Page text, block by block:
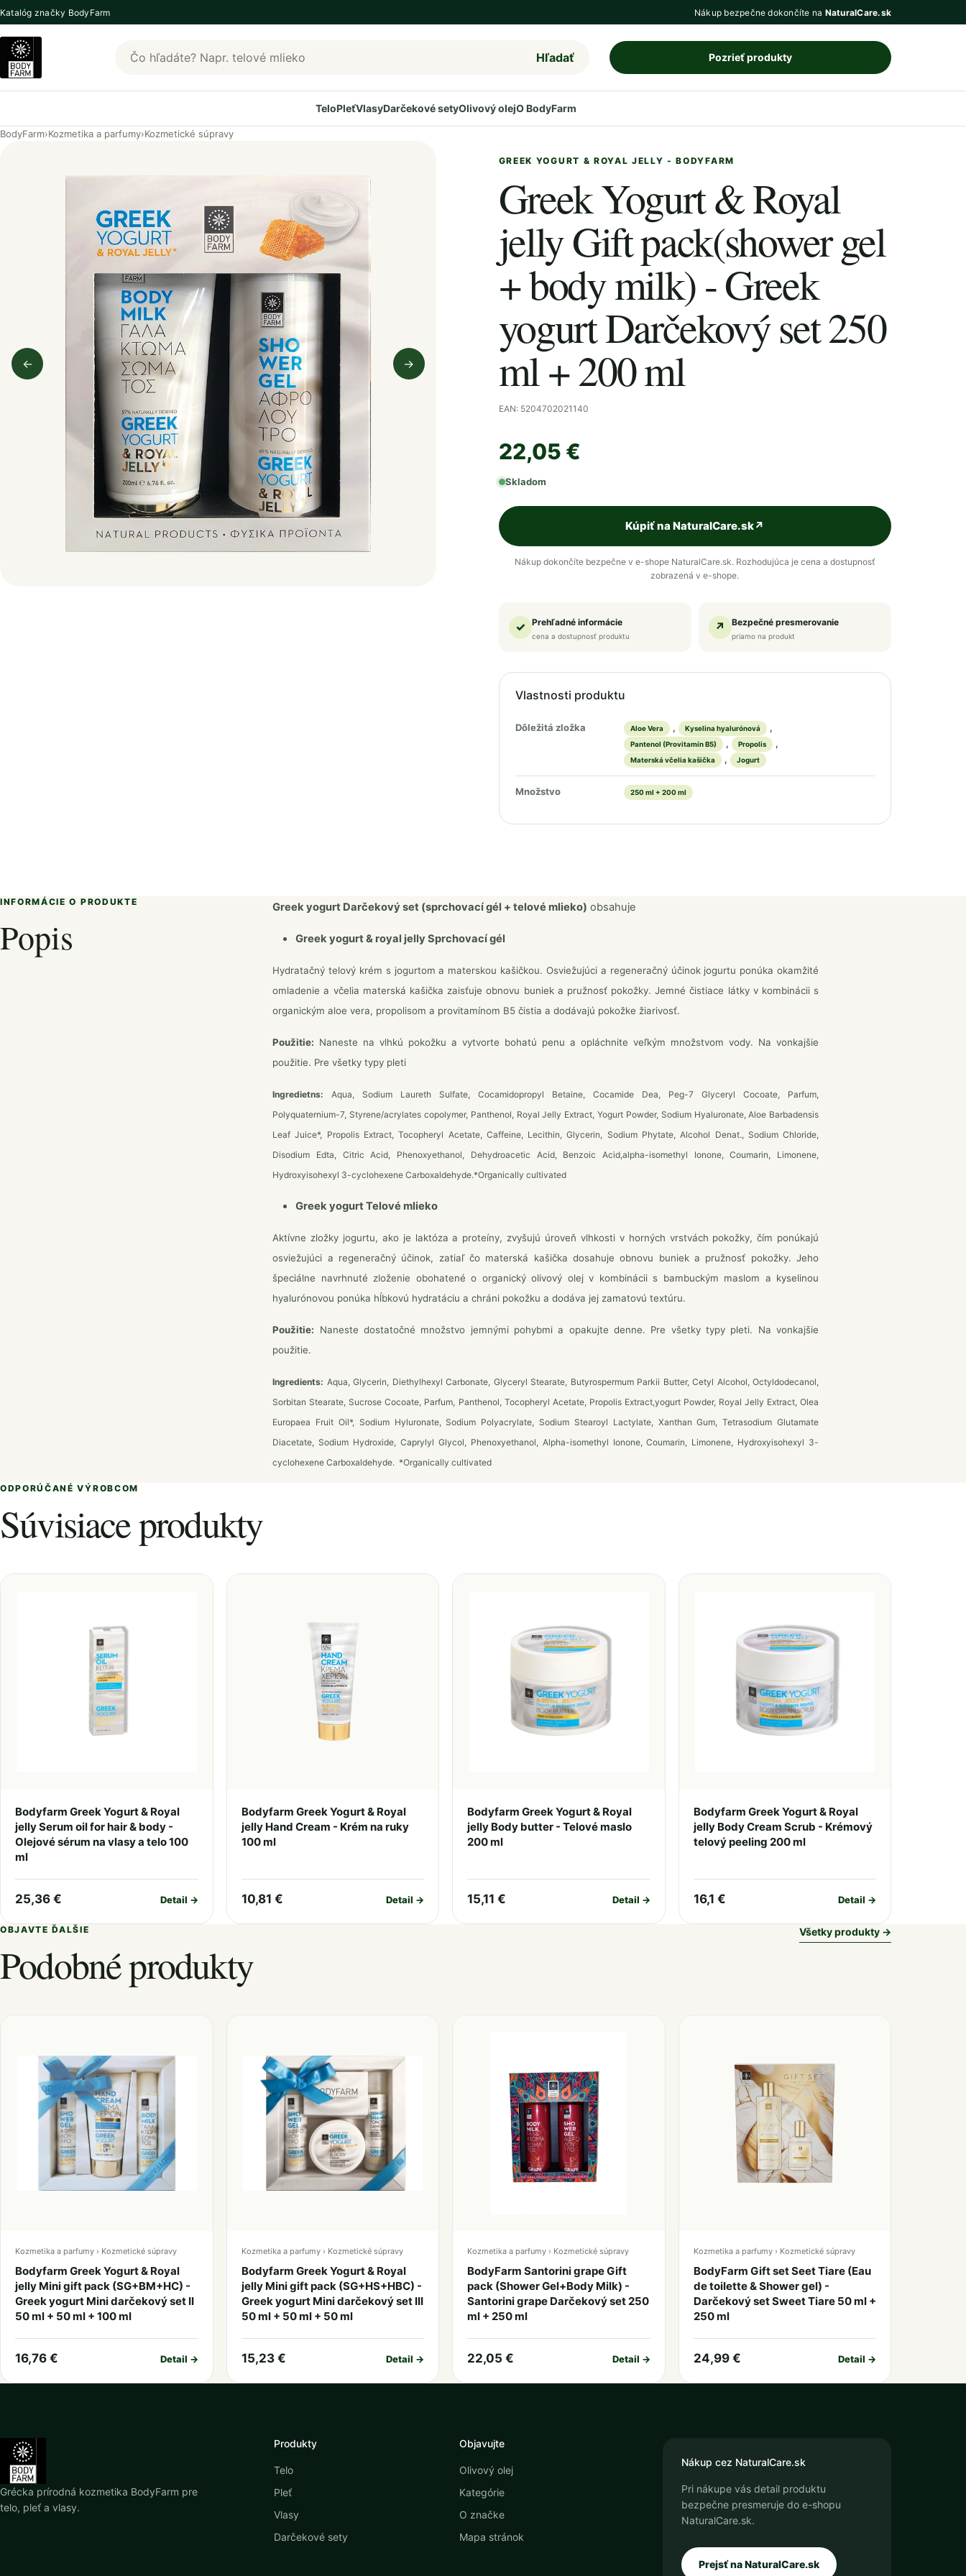
Katalóg značky BodyFarm Nákup bezpečne dokončíte na NaturalCare.sk
Hľadať produkty BodyFarm
Hľadať Pozrieť produkty
TeloPleťVlasyDarčekové setyOlivový olejO BodyFarm
BodyFarm›Kozmetika a parfumy›Kozmetické súpravy
←
Predchádzajúci obrázok
→
Nasledujúci obrázok
GREEK YOGURT & ROYAL JELLY - BODYFARM
Greek Yogurt & Royal
jelly Gift pack(shower gel
+ body milk) - Greek
yogurt Darčekový set 250
ml + 200 ml
EAN: 5204702021140
22,05 €
Skladom
Kúpiť na NaturalCare.sk↗
Nákup dokončíte bezpečne v e-shope NaturalCare.sk. Rozhodujúca je cena a dostupnosť
zobrazená v e-shope.
✓ Prehľadné informácie
cena a dostupnosť produktu
↗ Bezpečné presmerovanie
priamo na produkt
Vlastnosti produktu
Dôležitá zložka Aloe Vera , Kyselina hyalurónová ,
Pantenol (Provitamín B5) , Propolis ,
Materská včelia kašička , Jogurt
Množstvo 250 ml + 200 ml
INFORMÁCIE O PRODUKTE
Popis
Greek yogurt Darčekový set (sprchovací gél + telové mlieko) obsahuje
Greek yogurt & royal jelly Sprchovací gél
Hydratačný telový krém s jogurtom a materskou kašičkou. Osviežujúci a regeneračný účinok jogurtu ponúka okamžité
omladenie a včelia materská kašička zaisťuje obnovu buniek a pružnosť pokožky. Jemné čistiace látky v kombinácii s
organickým aloe vera, propolisom a provitamínom B5 čistia a dodávajú pokožke žiarivosť.
Použitie: Naneste na vlhkú pokožku a vytvorte bohatú penu a opláchnite veľkým množstvom vody. Na vonkajšie
použitie. Pre všetky typy pleti
Ingredietns: Aqua, Sodium Laureth Sulfate, Cocamidopropyl Betaine, Cocamide Dea, Peg-7 Glyceryl Cocoate, Parfum,
Polyquaternium-7, Styrene/acrylates copolymer, Panthenol, Royal Jelly Extract, Yogurt Powder, Sodium Hyaluronate, Aloe Barbadensis
Leaf Juice*, Propolis Extract, Tocopheryl Acetate, Caffeine, Lecithin, Glycerin, Sodium Phytate, Alcohol Denat., Sodium Chloride,
Disodium Edta, Citric Acid, Phenoxyethanol, Dehydroacetic Acid, Benzoic Acid,alpha-isomethyl Ionone, Coumarin, Limonene,
Hydroxyisohexyl 3-cyclohexene Carboxaldehyde.*Organically cultivated
Greek yogurt Telové mlieko
Aktívne zložky jogurtu, ako je laktóza a proteíny, zvyšujú úroveň vlhkosti v horných vrstvách pokožky, čím ponúkajú
osviežujúci a regeneračný účinok, zatiaľ čo materská kašička dosahuje obnovu buniek a pružnosť pokožky. Jeho
špeciálne navrhnuté zloženie obohatené o organický olivový olej v kombinácii s bambuckým maslom a kyselinou
hyalurónovou ponúka hĺbkovú hydratáciu a chráni pokožku a dodáva jej zamatovú textúru.
Použitie: Naneste dostatočné množstvo jemnými pohybmi a opakujte denne. Pre všetky typy pleti. Na vonkajšie
použitie.
Ingredients: Aqua, Glycerin, Diethylhexyl Carbonate, Glyceryl Stearate, Butyrospermum Parkii Butter, Cetyl Alcohol, Octyldodecanol,
Sorbitan Stearate, Sucrose Cocoate, Parfum, Panthenol, Tocopheryl Acetate, Propolis Extract,yogurt Powder, Royal Jelly Extract, Olea
Europaea Fruit Oil*, Sodium Hyluronate, Sodium Polyacrylate, Sodium Stearoyl Lactylate, Xanthan Gum, Tetrasodium Glutamate
Diacetate, Sodium Hydroxide, Caprylyl Glycol, Phenoxyethanol, Alpha-isomethyl Ionone, Coumarin, Limonene, Hydroxyisohexyl 3-
cyclohexene Carboxaldehyde. *Organically cultivated
ODPORÚČANÉ VÝROBCOM
Súvisiace produkty
Bodyfarm Greek Yogurt & Royal
jelly Serum oil for hair & body -
Olejové sérum na vlasy a telo 100
ml
25,36 € Detail →
Bodyfarm Greek Yogurt & Royal
jelly Hand Cream - Krém na ruky
100 ml
10,81 € Detail →
Bodyfarm Greek Yogurt & Royal
jelly Body butter - Telové maslo
200 ml
15,11 € Detail →
Bodyfarm Greek Yogurt & Royal
jelly Body Cream Scrub - Krémový
telový peeling 200 ml
16,1 € Detail →
OBJAVTE ĎALŠIE
Podobné produkty
Všetky produkty →
Kozmetika a parfumy › Kozmetické súpravy
Bodyfarm Greek Yogurt & Royal
jelly Mini gift pack (SG+BM+HC) -
Greek yogurt Mini darčekový set II
50 ml + 50 ml + 100 ml
16,76 € Detail →
Kozmetika a parfumy › Kozmetické súpravy
Bodyfarm Greek Yogurt & Royal
jelly Mini gift pack (SG+HS+HBC) -
Greek yogurt Mini darčekový set III
50 ml + 50 ml + 50 ml
15,23 € Detail →
Kozmetika a parfumy › Kozmetické súpravy
BodyFarm Santorini grape Gift
pack (Shower Gel+Body Milk) -
Santorini grape Darčekový set 250
ml + 250 ml
22,05 € Detail →
Kozmetika a parfumy › Kozmetické súpravy
BodyFarm Gift set Seet Tiare (Eau
de toilette & Shower gel) -
Darčekový set Sweet Tiare 50 ml +
250 ml
24,99 € Detail →
Grécka prírodná kozmetika BodyFarm pre
telo, pleť a vlasy.
Produkty
Telo
Pleť
Vlasy
Darčekové sety
Objavujte
Olivový olej
Kategórie
O značke
Mapa stránok
Nákup cez NaturalCare.sk
Pri nákupe vás detail produktu
bezpečne presmeruje do e-shopu
NaturalCare.sk.
Prejsť na NaturalCare.sk